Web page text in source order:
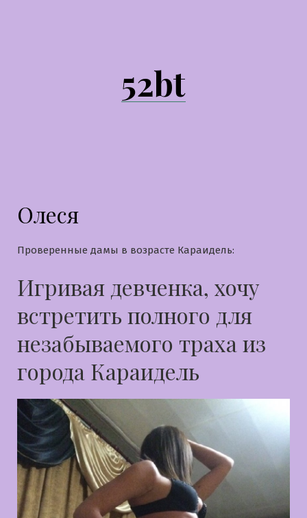
52bt
Олеся
Проверенные дамы в возрасте Караидель:
Игривая девченка, хочу
встретить полного для
незабываемого траха из
города Караидель